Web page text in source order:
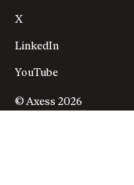
X
LinkedIn
YouTube
© Axess 2026